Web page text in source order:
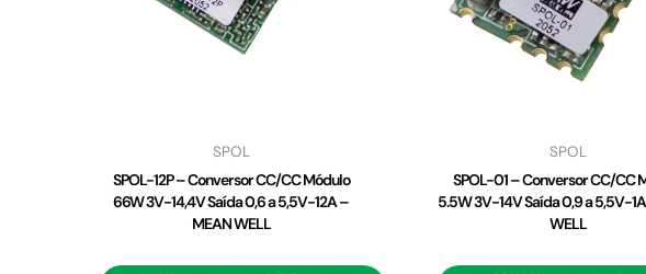
SPOL
SPOL-12P – Conversor CC/CC Módulo
66W 3V-14,4V Saída 0,6 a 5,5V-12A –
MEAN WELL
SPOL
SPOL-01 – Conversor CC/CC
5.5W 3V-14V Saída 0,9 a 5,5V-
WELL